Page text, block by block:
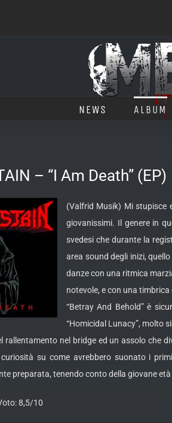
NEWS ALBUM
– “I Am Death” (EP)
(Valfrid Musik) Mi stupisce
giovanissimi. Il genere in
svedesi che durante la
area sound degli inizi,
danze con una ritmica
notevole, e con una
“Betray And Behold” è
“Homicidal Lunacy”, molto
rallentamento nel bridge ed un assolo che
su come avrebbero suonato i
preparata, tenendo conto della giovane
8,5/10